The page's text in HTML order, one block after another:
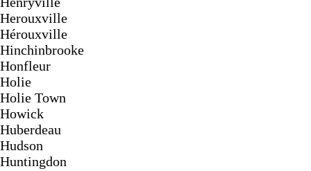
Herouxville
Hérouxville
Hinchinbrooke
Honfleur
Holie
Holie Town
Howick
Huberdeau
Hudson
Huntingdon